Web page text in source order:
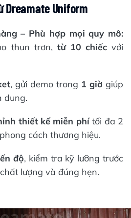
Dreamate Uniform
– Phù hợp mọi quy mô:
thun trơn, từ 10 chiếcvới
, gửi demo trong 1 giờ giúp
dung.
thiết kế miễn phítối đa 2
cách thương hiệu.
độ, kiểm tra kỹ lưỡng trước
lượng và đúng hẹn.